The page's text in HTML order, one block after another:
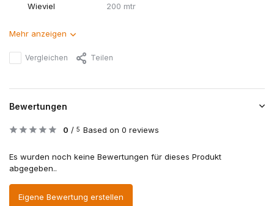
Wieviel 200 mtr
Mehr anzeigen
Vergleichen Teilen
Bewertungen
0 / 5 Based on 0 reviews
Es wurden noch keine Bewertungen für dieses Produkt
abgegeben..
Eigene Bewertung erstellen